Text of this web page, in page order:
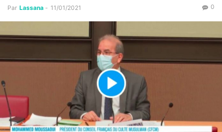
Par Lassana - 11/01/2021 0